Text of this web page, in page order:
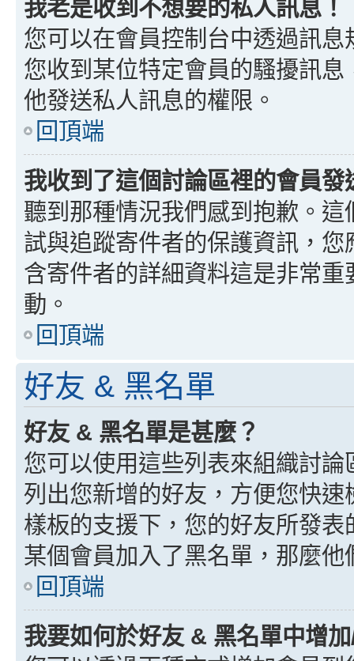
我老是收到不想要的私人訊息！
您可以在會員控制台中透過訊
您收到某位特定會員的騷擾訊
他發送私人訊息的權限。
回頂端
我收到了這個討論區裡的會員
聽到那種情況我們感到抱歉。
試與追蹤寄件者的保護資訊，
含寄件者的詳細資料這是非常
動。
回頂端
好友 & 黑名單
好友 & 黑名單是甚麼？
您可以使用這些列表來組織討
列出您新增的好友，方便您快
樣板的支援下，您的好友所發
某個會員加入了黑名單，那麼
回頂端
我要如何於好友 & 黑名單中增